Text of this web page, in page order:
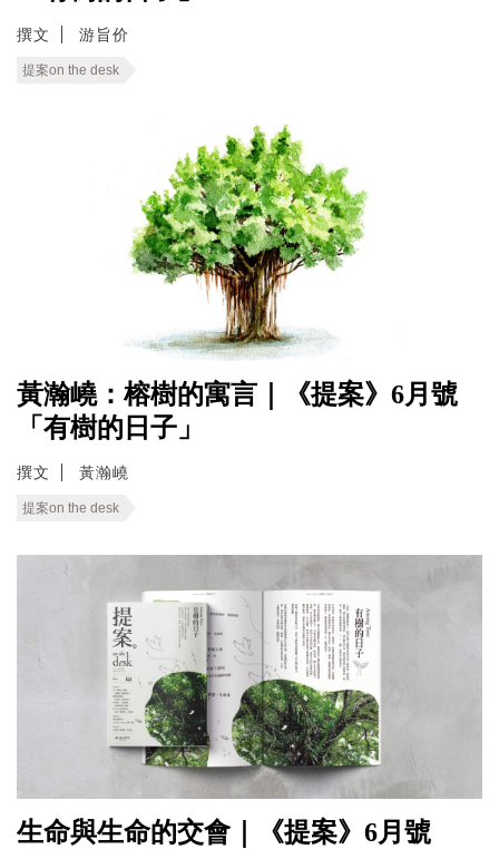
撰文 游旨价
提案on the desk
黃瀚嶢：榕樹的寓言｜《提案》6月號
「有樹的日子」
撰文 黃瀚嶢
提案on the desk
生命與生命的交會｜《提案》6月號